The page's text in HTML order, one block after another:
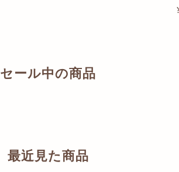
セール中の商品
最近見た商品